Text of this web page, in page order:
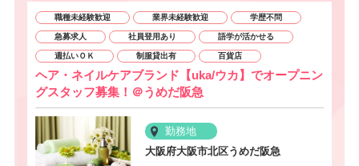
職種未経験歓迎 業界未経験歓迎 学歴不問
急募求人 社員登用あり 語学が活かせる
週払いＯＫ 制服貸出有 百貨店
ヘア・ネイルケアブランド【uka/ウカ】でオープニン
グスタッフ募集！＠うめだ阪急
勤務地
大阪府大阪市北区うめだ阪急